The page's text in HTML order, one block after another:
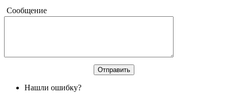
Сообщение
Нашли ошибку?